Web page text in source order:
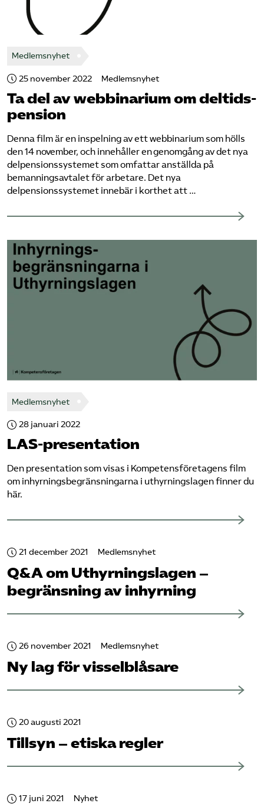
Logga in på Arbetsgivarguiden
Sök på kompetensforetagen.se
In english
Medlemsnyhet
25 november 2022 Medlemsnyhet
Ta del av webbinarium om deltids­
pension
Denna film är en inspelning av ett webbinarium som hölls
den 14 november, och innehåller en genomgång av det nya
delpensionssystemet som omfattar anställda på
bemanningsavtalet för arbetare. Det nya
delpensionssystemet innebär i korthet att …
Medlemsnyhet
28 januari 2022
LAS-presentation
Den presentation som visas i Kompetensföretagens film
om inhyrningsbegränsningarna i uthyrningslagen finner du
här.
21 december 2021 Medlemsnyhet
Q&A om Uthyrningslagen –
begränsning av inhyrning
26 november 2021 Medlemsnyhet
Ny lag för visselblåsare
20 augusti 2021
Tillsyn – etiska regler
17 juni 2021 Nyhet